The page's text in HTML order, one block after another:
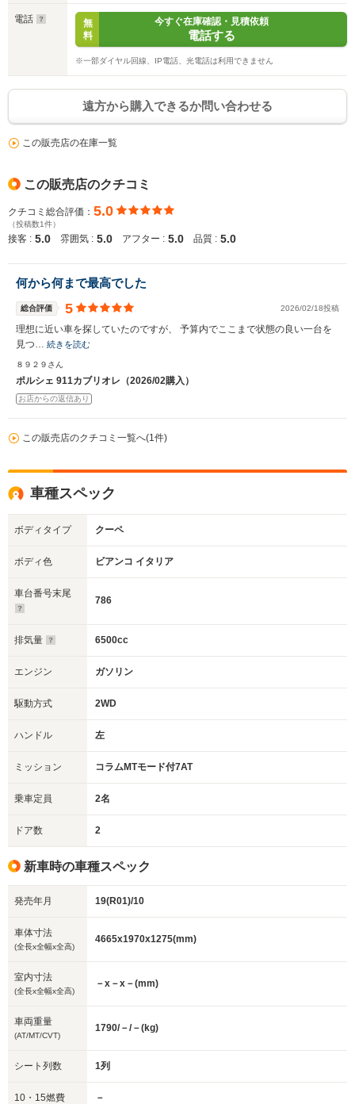
電話
無
料
今すぐ在庫確認・見積依頼
電話する
※一部ダイヤル回線、IP電話、光電話は利用できません
遠方から購入できるか問い合わせる
この販売店の在庫一覧
この販売店のクチコミ
クチコミ総合評価： 5.0
（投稿数1件）
接客 : 5.0 雰囲気 : 5.0 アフター : 5.0 品質 : 5.0
何から何まで最高でした
総合評価 5 2026/02/18投稿
理想に近い車を探していたのですが、 予算内でここまで状態の良い一台を
見つ… 続きを読む
８９２９さん
ポルシェ 911カブリオレ（2026/02購入）
お店からの返信あり
この販売店のクチコミ一覧へ(1件)
車種スペック
ボディタイプ クーペ
ボディ色 ビアンコ イタリア
車台番号末尾
786
排気量 6500cc
エンジン ガソリン
駆動方式 2WD
ハンドル 左
ミッション コラムMTモード付7AT
乗車定員 2名
ドア数 2
新車時の車種スペック
発売年月 19(R01)/10
車体寸法
(全長x全幅x全高)
4665x1970x1275(mm)
室内寸法
(全長x全幅x全高)
－x－x－(mm)
車両重量
(AT/MT/CVT)
1790/－/－(kg)
シート列数 1列
10・15燃費 －